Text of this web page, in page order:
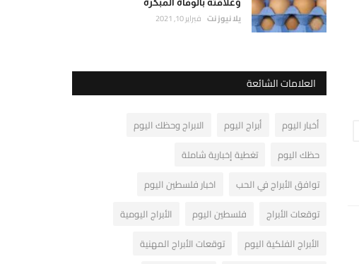
يلا نيوز نت فبراير 10, 2021
العلامات الشائعة
أخبار اليوم أبراج اليوم
الابراج وحظك اليوم
حظك اليوم
تغطية إخبارية شاملة
توافق الأبراج في الحب
اخبار فلسطين اليوم
توقعات الأبراج
فلسطين اليوم
الأبراج اليومية
الأبراج الفلكية اليوم
توقعات الأبراج المهنية